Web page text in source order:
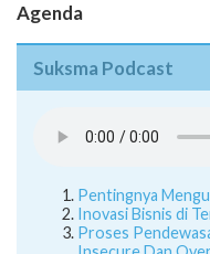
Agenda
Suksma Podcast
Pentingnya
Inovasi Bisnis di
Proses